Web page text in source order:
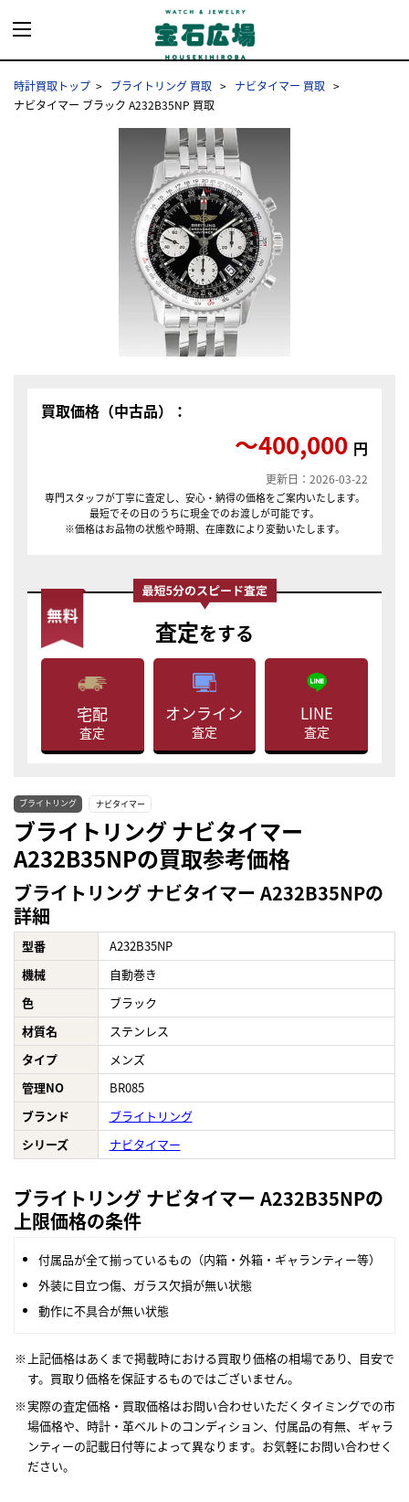
時計買取トップ ブライトリング 買取
ナビタイマー 買取
ナビタイマー ブラック A232B35NP 買取
買取価格（中古品）：
〜400,000 円
更新日：2026-03-22
専門スタッフが丁寧に査定し、安心・納得の価格をご案内いたします。
最短でその日のうちに現金でのお渡しが可能です。
※価格はお品物の状態や時期、在庫数により変動いたします。
査定をする
宅配
査定
オンライン
査定
LINE
査定
ブライトリング ナビタイマー
ブライトリング ナビタイマー
A232B35NPの買取参考価格
ブライトリング ナビタイマー A232B35NPの
詳細
型番
A232B35NP
機械
自動巻き
色
ブラック
材質名
ステンレス
タイプ
メンズ
管理NO
BR085
ブランド
ブライトリング
シリーズ
ナビタイマー
ブライトリング ナビタイマー A232B35NPの
上限価格の条件
付属品が全て揃っているもの（内箱・外箱・ギャランティー等）
外装に目立つ傷、ガラス欠損が無い状態
動作に不具合が無い状態
上記価格はあくまで掲載時における買取り価格の相場であり、目安で
す。買取り価格を保証するものではございません。
実際の査定価格・買取価格はお問い合わせいただくタイミングでの市
場価格や、時計・革ベルトのコンディション、付属品の有無、ギャラ
ンティーの記載日付等によって異なります。お気軽にお問い合わせく
ださい。